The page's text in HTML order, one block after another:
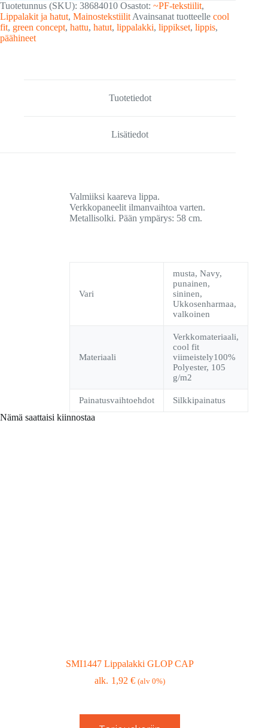
Tuotetunnus (SKU): 38684010 Osastot: ~PF-tekstiilit,
Lippalakit ja hatut, MainostekstiilitAvainsanat tuotteelle cool
fit, green concept, hattu, hatut, lippalakki, lippikset, lippis,
päähineet
Tuotetiedot
Lisätiedot
Valmiiksi kaareva lippa.
Verkkopaneelit ilmanvaihtoa varten.
Metallisolki. Pään ympärys: 58 cm.
Vari
musta, Navy,
punainen,
sininen,
Ukkosenharmaa,
valkoinen
Materiaali
Verkkomateriaali,
cool fit
viimeistely100%
Polyester, 105
g/m2
Painatusvaihtoehdot Silkkipainatus
Nämä saattaisi kiinnostaa
SMI1447 Lippalakki GLOP CAP
1,92€ (alv 0%)